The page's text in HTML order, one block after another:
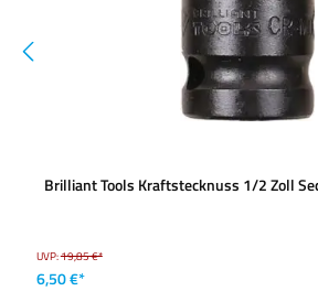
Brilliant Tools Kraftstecknuss 1/2 Zoll
UVP:19,85 €*
6,50 €*